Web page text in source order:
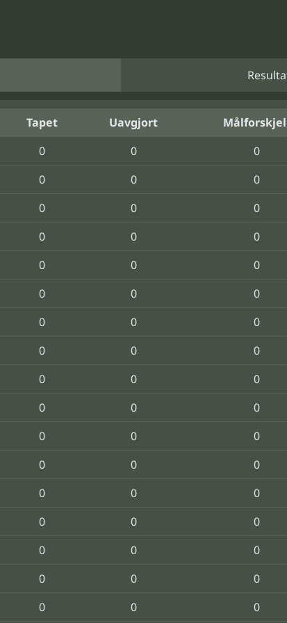
Tapet Uavgjort
0 0 0
0 0 0
0 0 0
0 0 0
0 0 0
0 0 0
0 0 0
0 0 0
0 0 0
0 0 0
0 0 0
0 0 0
0 0 0
0 0 0
0 0 0
0 0 0
0 0 0